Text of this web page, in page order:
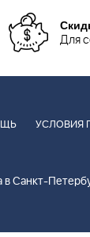
Для
УСЛОВИЯ
Санкт-